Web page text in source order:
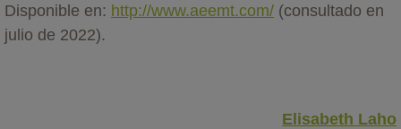
Disponible en: http://www.aeemt.com/ (consultado en
julio de 2022).
Elisabeth Laho